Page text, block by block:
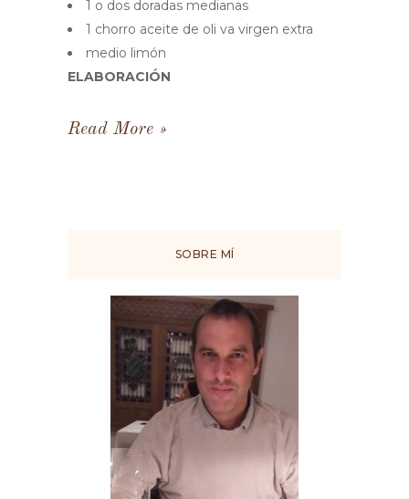
1 o dos doradas medianas
1 chorro aceite de oli va virgen extra
medio limón
ELABORACIÓN
Read More
SOBRE MÍ